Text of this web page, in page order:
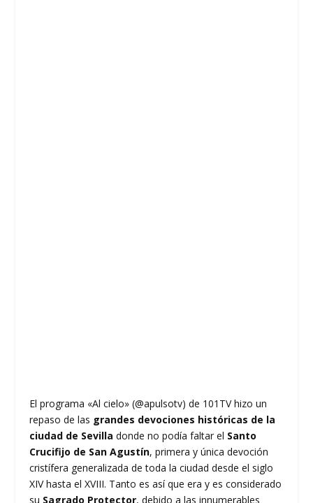
El programa «Al cielo» (@apulsotv) de 101TV hizo un
repaso de las grandes devociones históricas de la
ciudad de Sevilla donde no podía faltar el Santo
Crucifijo de San Agustín, primera y única devoción
cristífera generalizada de toda la ciudad desde el siglo
XIV hasta el XVIII. Tanto es así que era y es considerado
su Sagrado Protector, debido a las innumerables